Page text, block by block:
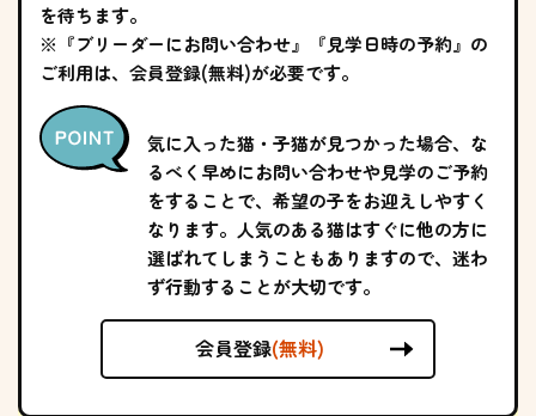
を待ちます。
※『ブリーダーにお問い合わせ』『見学日時の予約』の
ご利用は、会員登録(無料)が必要です。
気に入った猫・子猫が見つかった場合、な
るべく早めにお問い合わせや見学のご予約
をすることで、希望の子をお迎えしやすく
なります。人気のある猫はすぐに他の方に
選ばれてしまうこともありますので、迷わ
ず行動することが大切です。
会員登録(無料)